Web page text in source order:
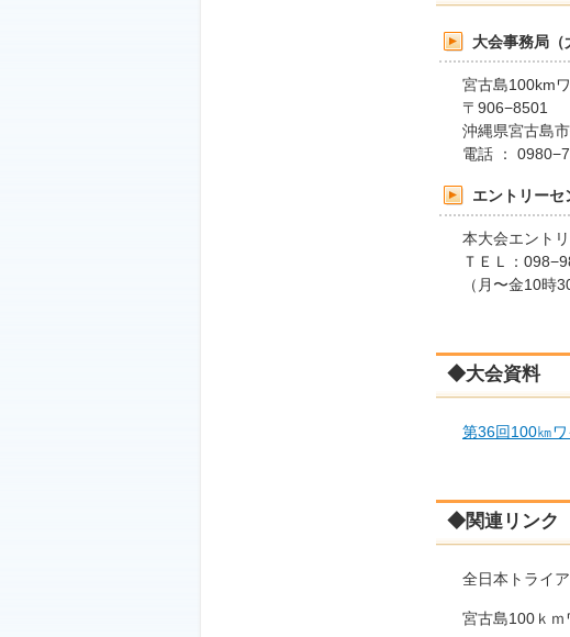
大会事務局（
宮古島100km
〒906−8501
沖縄県宮古島
電話 ：
エントリーセ
本大会エント
ＴＥＬ：
（月〜金10時
◆大会資料
第36回100㎞
◆関連リンク
全日本トライア
宮古島100ｋｍ